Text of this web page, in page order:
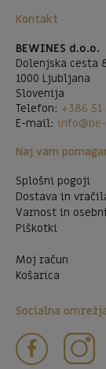
Kontakt
BEWINES d.o.o.
Dolenjska cesta
1000 Ljubljana
Slovenija
Telefon: +386 51
E-mail:
Naj vam
Splošni pogoji
Dostava in
Varnost in
Piškotki
Moj račun
Košarica
Socialna